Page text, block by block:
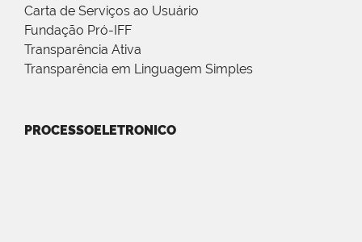
Carta de Serviços ao Usuário
Fundação Pró-IFF
Transparência Ativa
Transparência em Linguagem Simples
PROCESSOELETRONICO